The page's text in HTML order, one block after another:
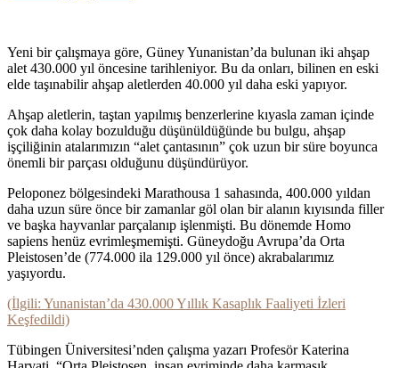
Yeni bir çalışmaya göre, Güney Yunanistan’da bulunan iki ahşap
alet 430.000 yıl öncesine tarihleniyor. Bu da onları, bilinen en eski
elde taşınabilir ahşap aletlerden 40.000 yıl daha eski yapıyor.
Ahşap aletlerin, taştan yapılmış benzerlerine kıyasla zaman içinde
çok daha kolay bozulduğu düşünüldüğünde bu bulgu, ahşap
işçiliğinin atalarımızın “alet çantasının” çok uzun bir süre boyunca
önemli bir parçası olduğunu düşündürüyor.
Peloponez bölgesindeki Marathousa 1 sahasında, 400.000 yıldan
daha uzun süre önce bir zamanlar göl olan bir alanın kıyısında filler
ve başka hayvanlar parçalanıp işlenmişti. Bu dönemde Homo
sapiens henüz evrimleşmemişti. Güneydoğu Avrupa’da Orta
Pleistosen’de (774.000 ila 129.000 yıl önce) akrabalarımız
yaşıyordu.
(İlgili: Yunanistan’da 430.000 Yıllık Kasaplık Faaliyeti İzleri
Keşfedildi)
Tübingen Üniversitesi’nden çalışma yazarı Profesör Katerina